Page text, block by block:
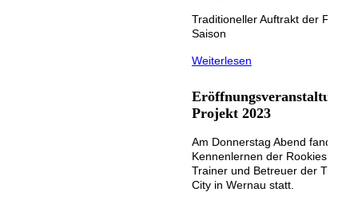
Traditioneller Auftrakt der
Saison
Weiterlesen
Eröffnungsveranstaltung
Projekt 2023
Am Donnerstag Abend fand ein
Kennenlernen der Rookies und
Trainer und Betreuer der TriAs
City in Wernau statt.